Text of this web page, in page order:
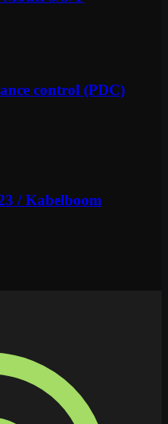
control (PDC)
/ Kabelboom